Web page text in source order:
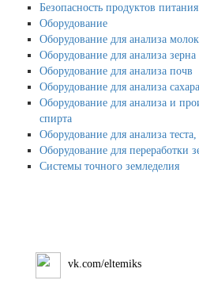
Безопасность продуктов питания
Оборудование
Оборудование для анализа
Оборудование для анализа зерна
Оборудование для анализа почв
Оборудование для анализа сахара
Оборудование для анализа и
спирта
Оборудование для анализа
Оборудование для переработки
Системы точного земледелия
vk.com/eltemiks